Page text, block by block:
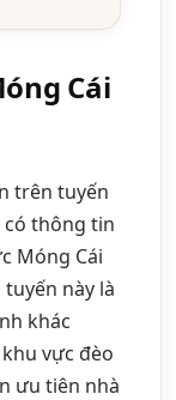
Cái
trên tuyến
có thông tin
Móng Cái
này là
khác
vực đèo
ưu tiên nhà